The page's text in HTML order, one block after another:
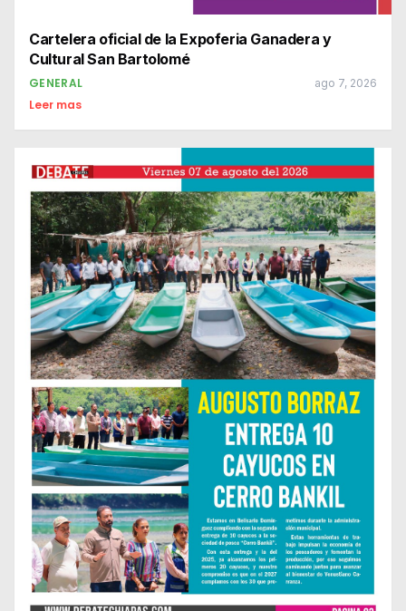
Cartelera oficial de la Expoferia Ganadera y
Cultural San Bartolomé
GENERAL ago 7, 2026
Leer mas